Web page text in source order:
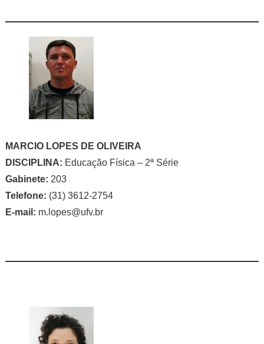
MARCIO LOPES DE OLIVEIRA
DISCIPLINA: Educação Física – 2ª Série
Gabinete: 203
Telefone: (31) 3612-2754
E-mail: m.lopes@ufv.br